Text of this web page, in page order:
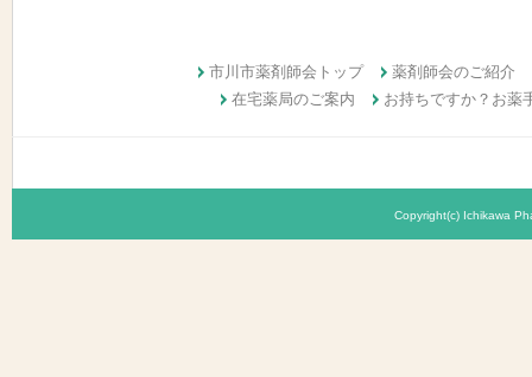
市川市薬剤師会トップ
薬剤師会のご紹介
在宅薬局のご案内
お持ちですか？お薬
Copyright(c) Ichikawa